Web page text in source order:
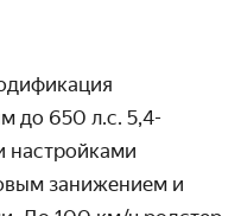
до 650 л.с. 5,4-
занижением и